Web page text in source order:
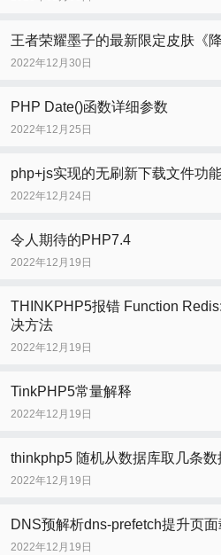
王者荣耀墨子的最新限定皮肤《
2022年12月30日
PHP Date()函数详细参数
2022年12月25日
php+js实现的无刷新下载文件功
2022年12月24日
令人期待的PHP7.4
2022年12月19日
THINKPHP5报错 Function
决方法
2022年12月19日
TinkPHP5常量解释
2022年12月19日
thinkphp5 随机从数据库取几条
2022年12月19日
DNS预解析dns-prefetch提升页
2022年12月19日